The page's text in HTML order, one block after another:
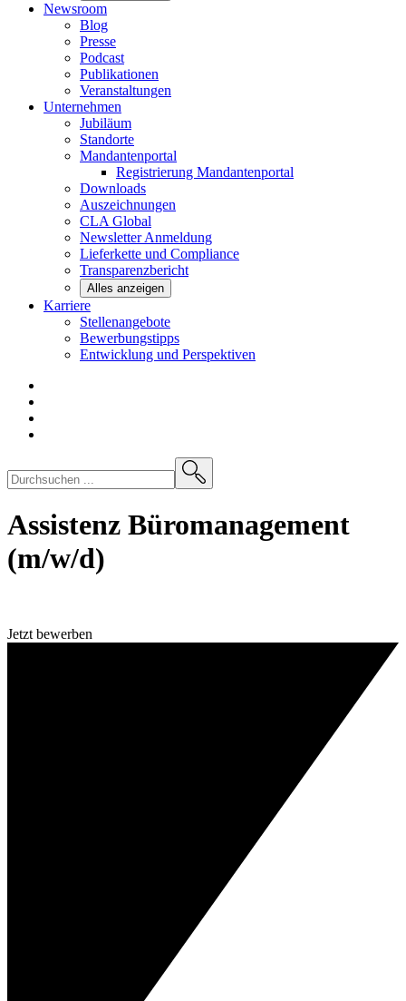
Newsroom
Blog
Presse
Podcast
Publikationen
Veranstaltungen
Unternehmen
Jubiläum
Standorte
Mandantenportal
Registrierung Mandantenportal
Downloads
Auszeichnungen
CLA Global
NewsletterAnmeldung
Lieferkette und Compliance
Transparenzbericht
Alles anzeigen
Karriere
Stellenangebote
Bewerbungstipps
Entwicklung und Perspektiven
Assistenz Büromanagement
(m/w/d)
Jetzt bewerben